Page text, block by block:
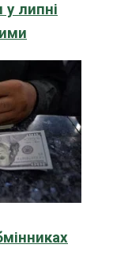
у липні